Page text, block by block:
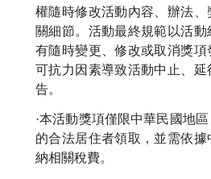
權隨時修改活動內容、辦法
關細節。活動最終規範以活
有隨時變更、修改或取消獎
可抗力因素導致活動中止、
告。
·本活動獎項僅限中華民國地區
的合法居住者領取，並需依
納相關稅費。